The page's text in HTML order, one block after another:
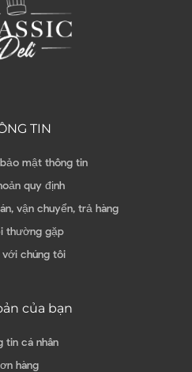
TIN
mật thông tin
quy định
vận chuyển, trả hàng
thường gặp
với chúng tôi
của bạn
tin cá nhân
hàng